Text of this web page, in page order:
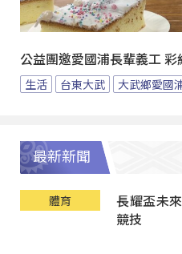
公益團邀愛國浦長輩義工
生活 台東大武 大武鄉愛國
最新新聞
體育
長耀盃未
競技